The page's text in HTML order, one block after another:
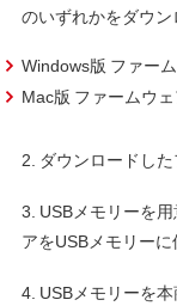
のいずれかをダウン
Windows版 ファー
Mac版 ファームウ
2. ダウンロードした
3. USBメモリーを
アをUSBメモリーに
4. USBメモリーを